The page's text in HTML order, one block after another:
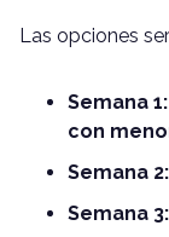
Las opciones
Semana
con
Semana
Semana